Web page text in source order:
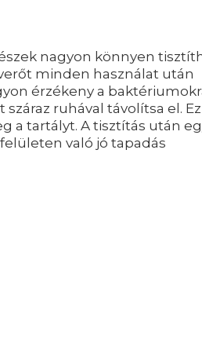
nagyon könnyen
minden használat után
érzékeny a
ruhával távolítsa el.
a tartályt. A tisztítás után
való jó tapadás